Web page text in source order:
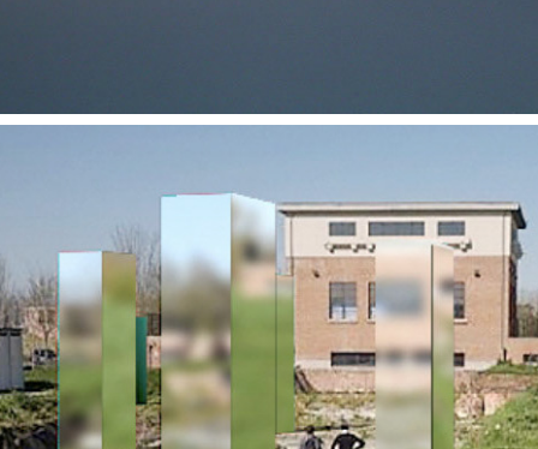
Tijdelijke installatie in het landschap Spiere